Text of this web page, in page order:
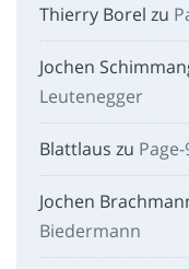
Thierry Borel zu
Jochen
Leutenegger
Blattlaus zu
Jochen
Biedermann